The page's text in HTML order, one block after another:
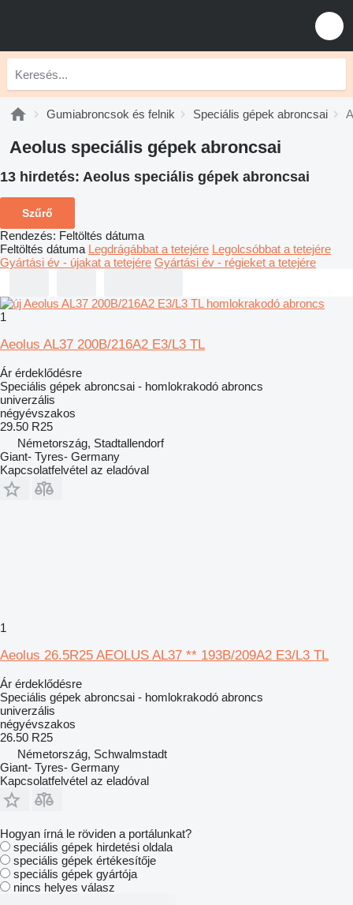
Gumiabroncsok és felnik Speciális gépek abroncsai
Aeolus speciális gépek abroncsai
13 hirdetés: Aeolus speciális gépek abroncsai
Szűrő
Rendezés: Feltöltés dátuma
Feltöltés dátuma Legdrágábbat a tetejére Legolcsóbbat a tetejére
Gyártási év - újakat a tetejére Gyártási év - régieket a tetejére
1
Aeolus AL37 200B/216A2 E3/L3 TL
Ár érdeklődésre
Speciális gépek abroncsai - homlokrakodó abroncs
univerzális
négyévszakos
29.50 R25
Németország, Stadtallendorf
Giant- Tyres- Germany
Kapcsolatfelvétel az eladóval
1
Aeolus 26.5R25 AEOLUS AL37 ** 193B/209A2 E3/L3 TL
Ár érdeklődésre
Speciális gépek abroncsai - homlokrakodó abroncs
univerzális
négyévszakos
26.50 R25
Németország, Schwalmstadt
Giant- Tyres- Germany
Kapcsolatfelvétel az eladóval
Hogyan írná le röviden a portálunkat?
speciális gépek hirdetési oldala
speciális gépek értékesítője
speciális gépek gyártója
nincs helyes válasz